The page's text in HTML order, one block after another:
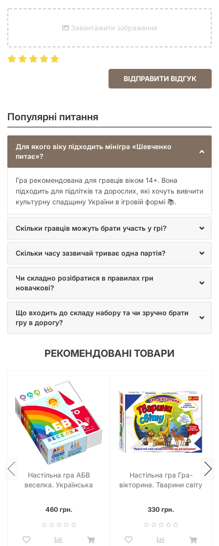
культурним інструментом, який дарує позитивні емоції та
розвиває критичне мислення. Це чудовий спосіб провести
час із користю, доводячи, що навчання може бути
драйвовим та сучасним.
Завантажити зображення
ВІДПРАВИТИ ВІДГУК
Популярні питання
Для якого віку підходить мінігра «Шевченко
питає»?
Гра рекомендована для гравців віком 14+. Вона
підходить для підлітків та дорослих, які хочуть вивчити
культурну спадщину України в ігровій формі 📚.
Скільки гравців можуть брати участь у грі?
Скільки часу зазвичай триває одна партія?
Чи складно розібратися в правилах гри
новачкові?
Що входить до складу набору та чи зручно брати
гру в дорогу?
РЕКОМЕНДОВАНІ ТОВАРИ
Настільна гра АБВ
веселка. Українська
460 грн.
Настільна гра Гра-
вікторина. Тварини світу
330 грн.